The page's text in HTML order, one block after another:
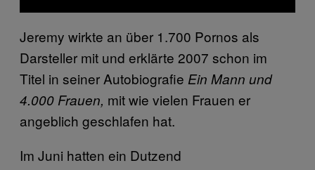
Jeremy wirkte an über 1.700 Pornos als
Darsteller mit und erklärte 2007 schon im
Titel in seiner Autobiografie Ein Mann und
4.000 Frauen, mit wie vielen Frauen er
angeblich geschlafen hat.
Im Juni hatten ein Dutzend